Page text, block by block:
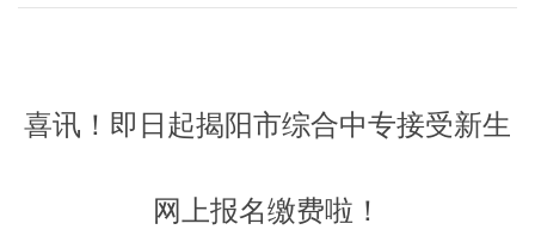
喜讯！即日起揭阳市综合中专接受新生
网上报名缴费啦！